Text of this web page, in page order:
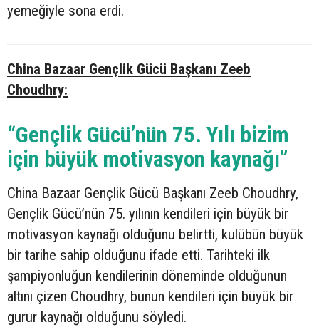
yemeğiyle sona erdi.
China Bazaar Gençlik Gücü Başkanı Zeeb
Choudhry:
“Gençlik Gücü’nün 75. Yılı bizim
için büyük motivasyon kaynağı”
China Bazaar Gençlik Gücü Başkanı Zeeb Choudhry,
Gençlik Gücü’nün 75. yılının kendileri için büyük bir
motivasyon kaynağı olduğunu belirtti, kulübün büyük
bir tarihe sahip olduğunu ifade etti. Tarihteki ilk
şampiyonluğun kendilerinin döneminde olduğunun
altını çizen Choudhry, bunun kendileri için büyük bir
gurur kaynağı olduğunu söyledi.